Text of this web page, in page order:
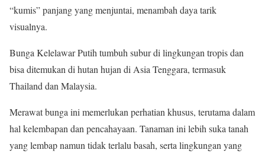
“kumis” panjang yang menjuntai, menambah daya tarik
visualnya.
Bunga Kelelawar Putih tumbuh subur di lingkungan tropis dan
bisa ditemukan di hutan hujan di Asia Tenggara, termasuk
Thailand dan Malaysia.
Merawat bunga ini memerlukan perhatian khusus, terutama dalam
hal kelembapan dan pencahayaan. Tanaman ini lebih suka tanah
yang lembap namun tidak terlalu basah, serta lingkungan yang